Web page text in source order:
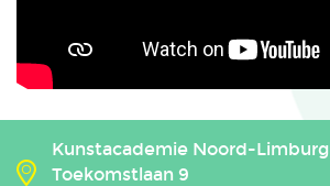
Kunstacademie Noord-Limburg
Toekomstlaan 9